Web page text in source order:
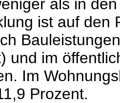
als in
ist auf den
und im
Im
Prozent.